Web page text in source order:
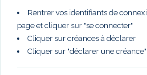
Rentrer vos identifiants de
page et cliquer sur "se connecter"
Cliquer sur créances à déclarer
Cliquer sur "déclarer une